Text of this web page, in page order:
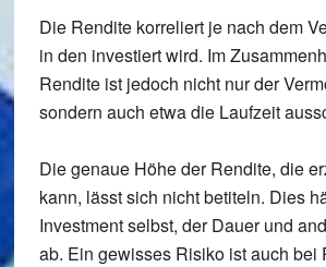
Die Rendite korreliert je nach dem
in den investiert wird. Im
Rendite ist jedoch nicht nur der
sondern auch etwa die Laufzeit
Die genaue Höhe der Rendite, die
kann, lässt sich nicht betiteln. Dies
Investment selbst, der Dauer und
ab. Ein gewisses Risiko ist auch bei